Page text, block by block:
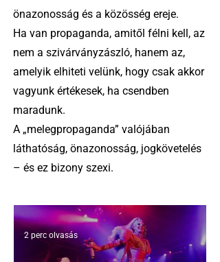
önazonosság és a közösség ereje.
Ha van propaganda, amitől félni kell, az
nem a szivárványzászló, hanem az,
amelyik elhiteti velünk, hogy csak akkor
vagyunk értékesek, ha csendben
maradunk.
A „melegpropaganda” valójában
láthatóság, önazonosság, jogkövetelés
– és ez bizony szexi.
2 perc olvasás